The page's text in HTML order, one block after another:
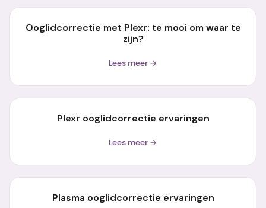
Ooglidcorrectie met Plexr: te mooi om waar te
zijn?
Lees meer →
Plexr ooglidcorrectie ervaringen
Lees meer →
Plasma ooglidcorrectie ervaringen